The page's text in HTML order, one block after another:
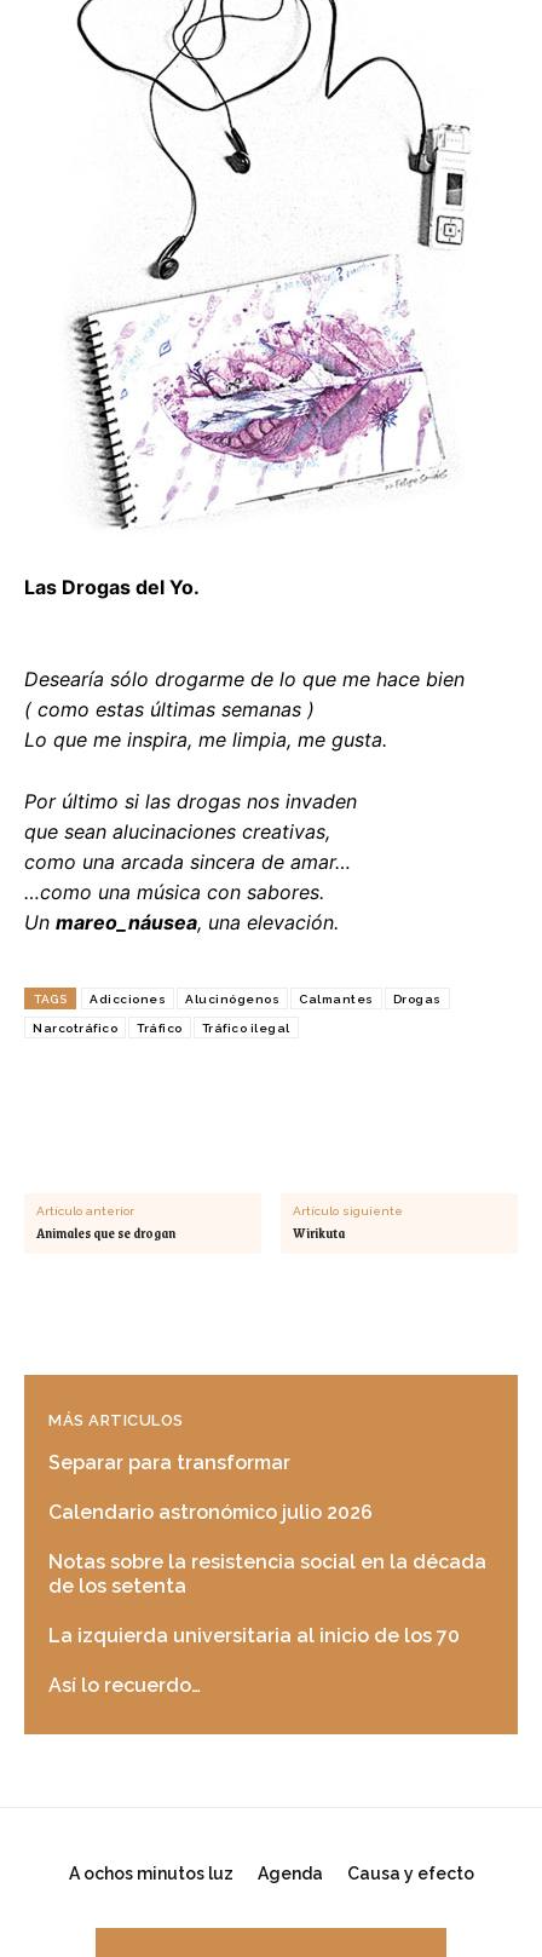
Las Drogas del Yo.
Desearía sólo drogarme de lo que me hace bien
( como estas últimas semanas )
Lo que me inspira, me limpia, me gusta.
Por último si las drogas nos invaden
que sean alucinaciones creativas,
como una arcada sincera de amar…
…como una música con sabores.
Un mareo_náusea, una elevación.
TAGS Adicciones Alucinógenos Calmantes Drogas
Narcotráfico Tráfico Tráfico ilegal
Artículo anterior
Animales que se drogan
Artículo siguiente
Wirikuta
MÁS ARTICULOS
Separar para transformar
Calendario astronómico julio 2026
Notas sobre la resistencia social en la década
de los setenta
La izquierda universitaria al inicio de los 70
Así lo recuerdo…
A ochos minutos luz Agenda Causa y efecto